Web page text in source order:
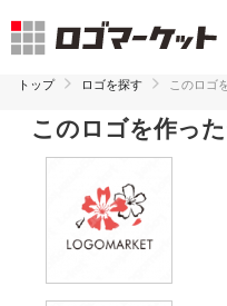
トップ ロゴを探す このロゴ
このロゴを作っ